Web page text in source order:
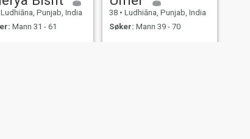
Ludhiāna, Punjab, India
Mann 31 - 61
38 • Ludhiāna, Punjab, India
Søker: Mann 39 - 70